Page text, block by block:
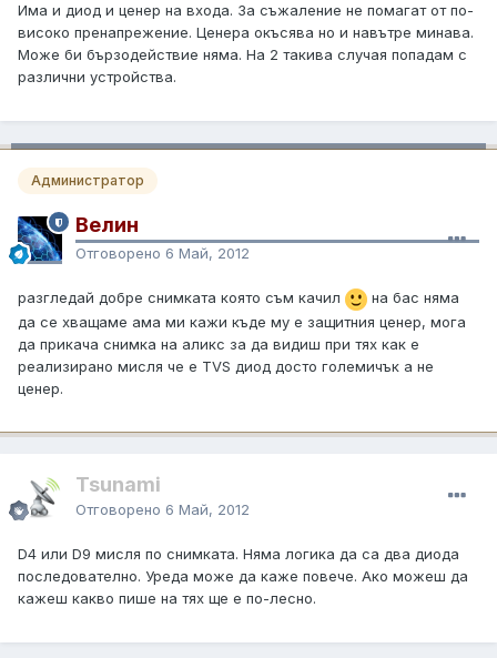
Има и диод и ценер на входа. За съжаление не помагат от по-
високо пренапрежение. Ценера окъсява но и навътре минава.
Може би бързодействие няма. На 2 такива случая попадам с
различни устройства.
Администратор
Велин
Отговорено 6 Май, 2012
разгледай добре снимката която съм качил
на бас няма
да се хващаме ама ми кажи къде му е защитния ценер, мога
да прикача снимка на аликс за да видиш при тях как е
реализирано мисля че е TVS диод досто големичък а не
ценер.
Tsunami
Отговорено 6 Май, 2012
D4 или D9 мисля по снимката. Няма логика да са два диода
последователно. Уреда може да каже повече. Ако можеш да
кажеш какво пише на тях ще е по-лесно.